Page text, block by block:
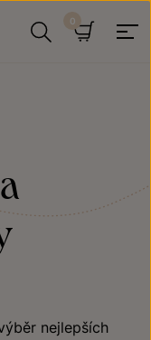
nejlepších